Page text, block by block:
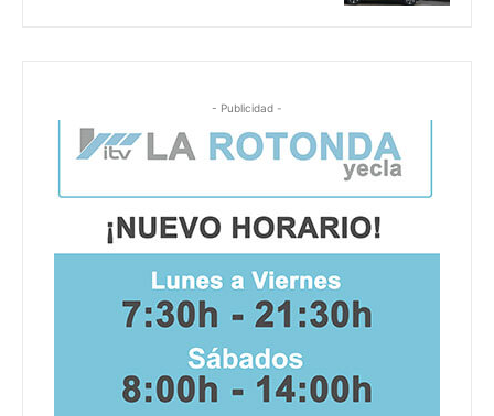
- Publicidad -